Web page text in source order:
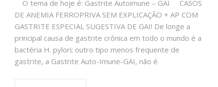
SOBRE NÓS
CONTATO
O tema de hoje é: Gastrite Autoimune – GAI CASOS
DE ANEMIA FERROPRIVA SEM EXPLICAÇÃO + AP COM
GASTRITE ESPECIAL SUGESTIVA DE GAI! De longe a
principal causa de gastrite crônica em todo o mundo é a
bactéria H. pylori; outro tipo menos frequente de
gastrite, a Gastrite Auto-Imune-GAI, não é